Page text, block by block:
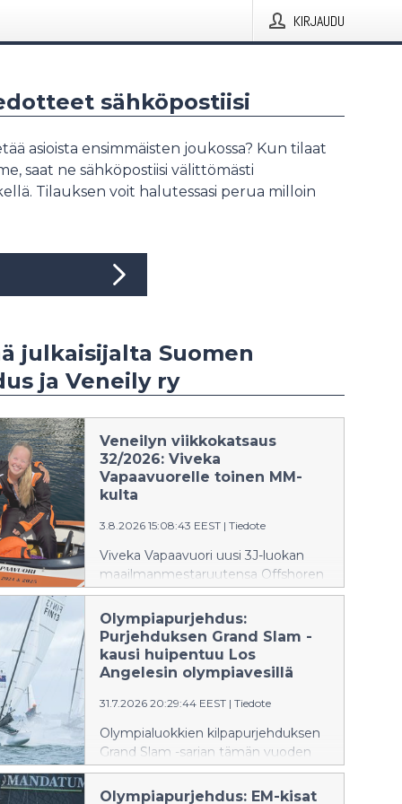
KIRJAUDU
sähköpostiisi
asioista ensimmäisten joukossa? Kun tilaat
saat ne sähköpostiisi välittömästi
Tilauksen voit halutessasi perua milloin
julkaisijalta Suomen
ja Veneily ry
Veneilyn viikkokatsaus
32/2026: Viveka
Vapaavuorelle toinen MM-
kulta
3.8.2026 15:08:43 EEST | Tiedote
Viveka Vapaavuori uusi 3J-luokan
maailmanmestaruutensa Offshoren
3J-luokan kruunattu kuningatar on
jälleen Suomen Viveka Vapaavuori,
joka voitti maailmanmestaruuden
ensi kertaa viime vuonna Jussi
Myllymäen kanssa ja juhlisti
tänä vuonna saksalaisen Jarno
Frommannin kanssa. -Onhan tämä
todella hieno fiilis!
Maailmanmestaruuden voittaminen
uusiminen tuntuu ehkä vieläkin
Olympiapurjehdus:
Purjehduksen Grand Slam -
kausi huipentuu Los
Angelesin olympiavesillä
31.7.2026 20:29:44 EEST | Tiedote
Olympialuokkien kilpapurjehduksen
Grand Slam -sarjan tämän vuoden
viimeinen osakilpailu purjehditaan
ensi viikolla San Pedrossa
Olympiapurjehdus: EM-kisat